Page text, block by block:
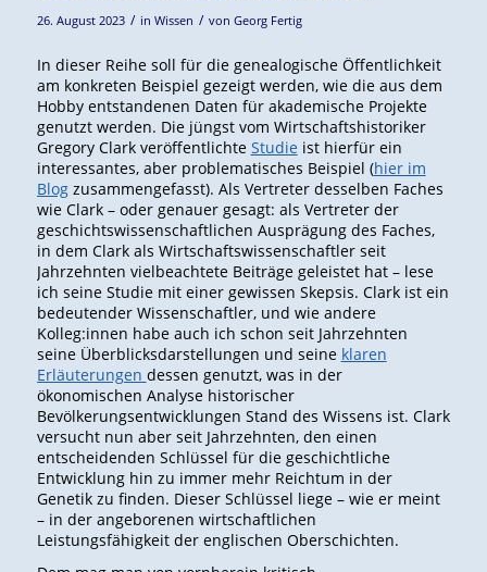
26. August 2023 / in Wissen / von Georg Fertig
In dieser Reihe soll für die genealogische Öffentlichkeit
am konkreten Beispiel gezeigt werden, wie die aus dem
Hobby entstandenen Daten für akademische Projekte
genutzt werden. Die jüngst vom Wirtschaftshistoriker
Gregory Clark veröffentlichte Studie ist hierfür ein
interessantes, aber problematisches Beispiel (hier im
Blogzusammengefasst). Als Vertreter desselben Faches
wie Clark – oder genauer gesagt: als Vertreter der
geschichtswissenschaftlichen Ausprägung des Faches,
in dem Clark als Wirtschaftswissenschaftler seit
Jahrzehnten vielbeachtete Beiträge geleistet hat – lese
ich seine Studie mit einer gewissen Skepsis. Clark ist ein
bedeutender Wissenschaftler, und wie andere
Kolleg:innen habe auch ich schon seit Jahrzehnten
seine Überblicksdarstellungen und seine klaren
Erläuterungen dessen genutzt, was in der
ökonomischen Analyse historischer
Bevölkerungsentwicklungen Stand des Wissens ist. Clark
versucht nun aber seit Jahrzehnten, den einen
entscheidenden Schlüssel für die geschichtliche
Entwicklung hin zu immer mehr Reichtum in der
Genetik zu finden. Dieser Schlüssel liege – wie er meint
– in der angeborenen wirtschaftlichen
Leistungsfähigkeit der englischen Oberschichten.